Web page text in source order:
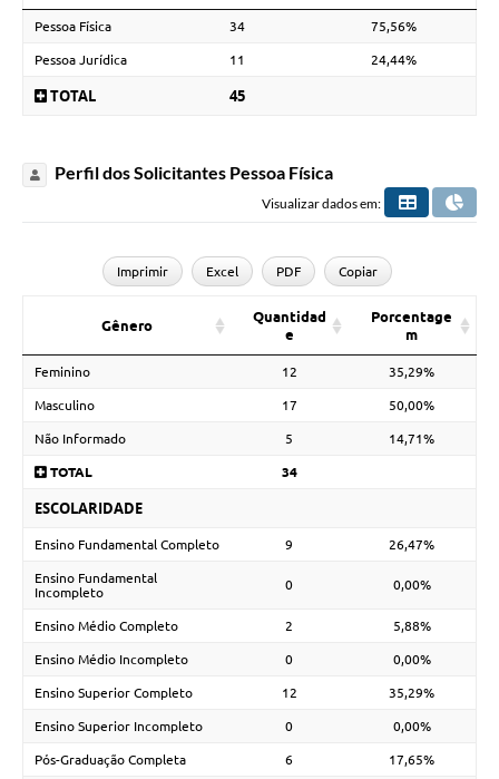
Pessoa Física 34 75,56%
Pessoa Jurídica 11 24,44%
TOTAL 45
Perfil dos Solicitantes Pessoa Física
Visualizar dados em:
Imprimir Excel PDF Copiar
Gênero
Quantidad
e
Porcentage
m
Feminino 12 35,29%
Masculino 17 50,00%
Não Informado 5 14,71%
TOTAL 34
ESCOLARIDADE
Ensino Fundamental Completo 9 26,47%
Ensino Fundamental
Incompleto
0 0,00%
Ensino Médio Completo 2 5,88%
Ensino Médio Incompleto 0 0,00%
Ensino Superior Completo 12 35,29%
Ensino Superior Incompleto 0 0,00%
Pós-Graduação Completa 6 17,65%